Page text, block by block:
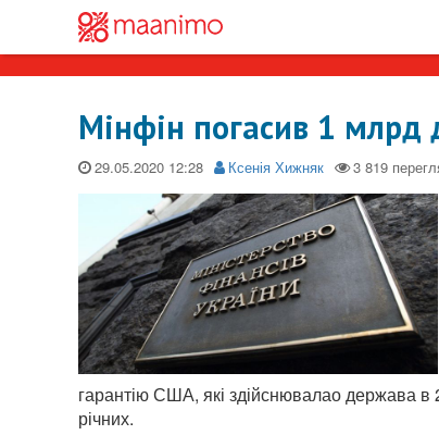
Мінфін погасив 1 млрд
29.05.2020 Ксенія Хижняк
гарантію США, які здійснювалао держава
річних.